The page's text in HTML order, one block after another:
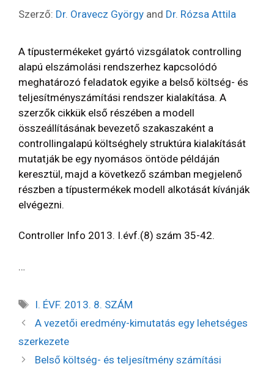
Szerző: Dr. Oravecz György and Dr. Rózsa Attila
A típustermékeket gyártó vizsgálatok controlling
alapú elszámolási rendszerhez kapcsolódó
meghatározó feladatok egyike a belső költség- és
teljesítményszámítási rendszer kialakítása. A
szerzők cikkük első részében a modell
összeállításának bevezető szakaszaként a
controllingalapú költséghely struktúra kialakítását
mutatják be egy nyomásos öntöde példáján
keresztül, majd a következő számban megjelenő
részben a típustermékek modell alkotását kívánják
elvégezni.
Controller Info 2013. I.évf.(8) szám 35-42.
…
I. ÉVF. 2013. 8. SZÁM
A vezetői eredmény-kimutatás egy lehetséges
szerkezete
Belső költség- és teljesítmény­ számítási